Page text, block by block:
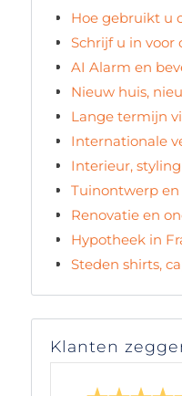
Hoe gebruikt u
Schrijf u in voor
AI Alarm en
Nieuw huis,
Lange termijn
Internationale
Interieur,
Tuinontwerp
Renovatie en
Hypotheek in
Steden shirts,
Klanten